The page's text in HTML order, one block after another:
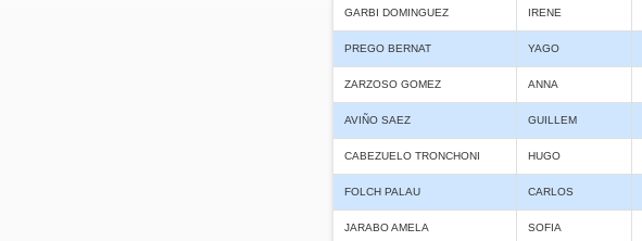
GARBI DOMINGUEZ IRENE
PREGO BERNAT YAGO
ZARZOSO GOMEZ ANNA
AVIÑO SAEZ GUILLEM
CABEZUELO TRONCHONI HUGO
FOLCH PALAU CARLOS
JARABO AMELA SOFIA